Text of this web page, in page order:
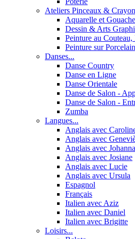
Ateliers Pinceaux &
Aquarelle et
Dessin & Arts
Peinture au
Peinture sur
Danses...
Danse Country
Danse en Ligne
Danse Orientale
Danse de Salon -
Danse de Salon -
Zumba
Langues...
Anglais avec
Anglais avec
Anglais avec Johanna
Anglais avec Josiane
Anglais avec Lucie
Anglais avec Ursula
Espagnol
Français
Italien avec Aziz
Italien avec Daniel
Italien avec Brigitte
Loisirs...